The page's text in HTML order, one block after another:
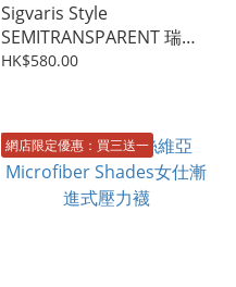
Sigvaris Style
SEMITRANSPARENT 瑞士
絲維亞醫療漸進式三個骨一
HK$580.00
網店限定優惠：買三送一